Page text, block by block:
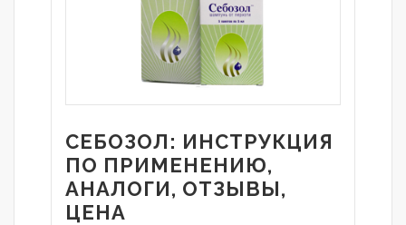
СЕБОЗОЛ: ИНСТРУКЦИЯ
ПО ПРИМЕНЕНИЮ,
АНАЛОГИ, ОТЗЫВЫ,
ЦЕНА